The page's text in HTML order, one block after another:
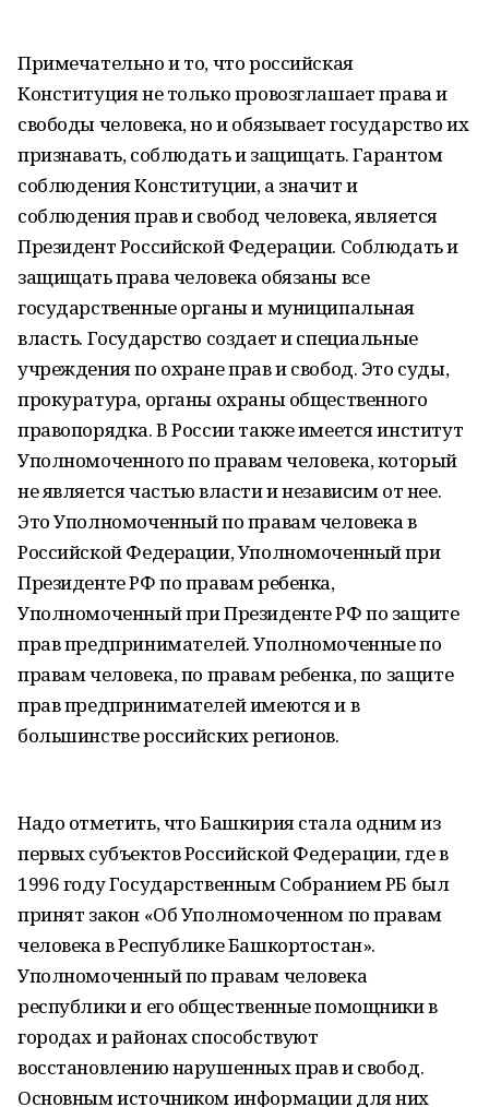
Примечательно и то, что российская
Конституция не только провозглашает права и
свободы человека, но и обязывает государство их
признавать, соблюдать и защищать. Гарантом
соблюдения Конституции, а значит и
соблюдения прав и свобод человека, является
Президент Российской Федерации. Соблюдать и
защищать права человека обязаны все
государственные органы и муниципальная
власть. Государство создает и специальные
учреждения по охране прав и свобод. Это суды,
прокуратура, органы охраны общественного
правопорядка. В России также имеется институт
Уполномоченного по правам человека, который
не является частью власти и независим от нее.
Это Уполномоченный по правам человека в
Российской Федерации, Уполномоченный при
Президенте РФ по правам ребенка,
Уполномоченный при Президенте РФ по защите
прав предпринимателей. Уполномоченные по
правам человека, по правам ребенка, по защите
прав предпринимателей имеются и в
большинстве российских регионов.
Надо отметить, что Башкирия стала одним из
первых субъектов Российской Федерации, где в
1996 году Государственным Собранием РБ был
принят закон «Об Уполномоченном по правам
человека в Республике Башкортостан».
Уполномоченный по правам человека
республики и его общественные помощники в
городах и районах способствуют
восстановлению нарушенных прав и свобод.
Основным источником информации для них